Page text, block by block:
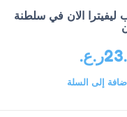
ليفيترا الان في سلطنة
ر.ع.
إلى السلة